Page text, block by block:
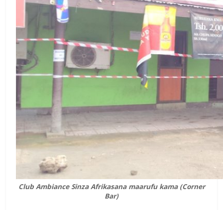
Club Ambiance Sinza Afrikasana maarufu kama (Corner
Bar)